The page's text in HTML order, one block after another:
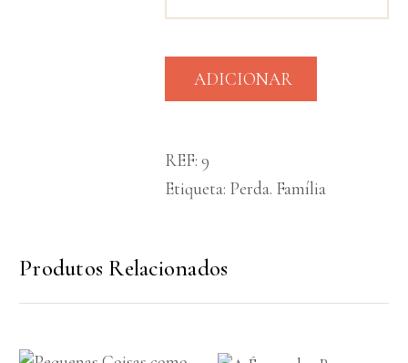
ADICIONAR
REF:9
Etiqueta: Perda. Família
Produtos Relacionados